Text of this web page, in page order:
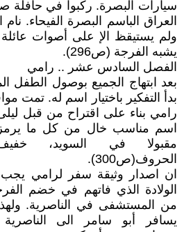
سيارات البصرة. ركبوا في حافلة
العراق الباسم البصرة الفيحاء.
ولم يستيقظ الإ على أصوات
يشبه الفرجة (ص296).
الفصل السادس عشر .. رامي
بعد ابتهاج الجميع بوصول الطفل
بدأ التفكير باختيار اسم له. تمت
رامي بناء على اقتراح من قبل
اسم مناسب خال من كل ما
مقبولا في السويد،
الحروف(ص300).
ان اصدار وثيقة سفر لرامي
الولادة الذي فاتهم في خضم
من المستشفى في الناصرية.
يسافر أبو سامر الى الناصرية